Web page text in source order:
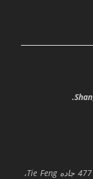
اضافه کنید: کارخانه شماره 6، پلاک 477 جاده Tie Feng،